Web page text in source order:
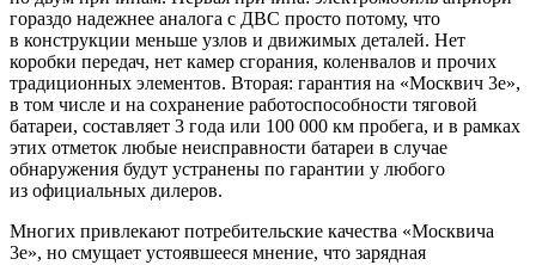
гораздо надежнее аналога с ДВС просто потому, что
в конструкции меньше узлов и движимых деталей. Нет
коробки передач, нет камер сгорания, коленвалов и прочих
традиционных элементов. Вторая: гарантия на «Москвич 3е»,
в том числе и на сохранение работоспособности тяговой
батареи, составляет 3 года или 100 000 км пробега, и в рамках
этих отметок любые неисправности батареи в случае
обнаружения будут устранены по гарантии у любого
из официальных дилеров.
Многих привлекают потребительские качества «Москвича
3е», но смущает устоявшееся мнение, что зарядная